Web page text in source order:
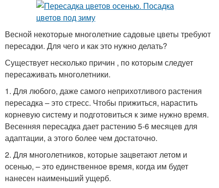
Весной некоторые многолетние садовые цветы требуют
пересадки. Для чего и как это нужно делать?
Существует несколько причин , по которым следует
пересаживать многолетники.
1. Для любого, даже самого неприхотливого растения
пересадка – это стресс. Чтобы прижиться, нарастить
корневую систему и подготовиться к зиме нужно время.
Весенняя пересадка дает растению 5-6 месяцев для
адаптации, а этого более чем достаточно.
2. Для многолетников, которые зацветают летом и
осенью, – это единственное время, когда им будет
нанесен наименьший ущерб.